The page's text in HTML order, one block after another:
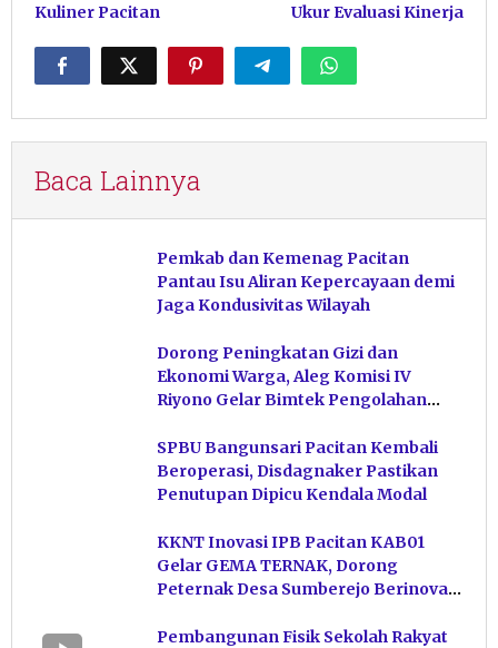
Kuliner Pacitan
Ukur Evaluasi Kinerja
Baca Lainnya
Pemkab dan Kemenag Pacitan
Pantau Isu Aliran Kepercayaan demi
Jaga Kondusivitas Wilayah
Dorong Peningkatan Gizi dan
Ekonomi Warga, Aleg Komisi IV
Riyono Gelar Bimtek Pengolahan
SPBU Bangunsari Pacitan Kembali
Beroperasi, Disdagnaker Pastikan
Penutupan Dipicu Kendala Modal
KKNT Inovasi IPB Pacitan KAB01
Gelar GEMA TERNAK, Dorong
Peternak Desa Sumberejo Berinovasi
Pembangunan Fisik Sekolah Rakyat